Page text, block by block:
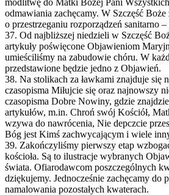
odmawiania zachęcamy. W Szczęść
o przestrzeganiu rozporządzeń sanitarno
37. Od najbliższej niedzieli w Szczęść
artykuły poświęcone Objawieniom
umieściliśmy na zabudowie chóru. W
przedstawione będzie jedno z Objawień.
38. Na stolikach za ławkami znajduje się
czasopisma Miłujcie się oraz najnowszy
czasopisma Dobre Nowiny, gdzie
artykułów, m.in. Chroń swój Kościół,
wzywa do nawrócenia, Nie depczcie
Bóg jest Kimś zachwycającym i wiele
39. Zakończyliśmy pierwszy etap
kościoła. Są to ilustracje wybranych
świata. Ofiarodawcom poszczególnych
dziękujemy. Jednocześnie zachęcamy do
namalowania pozostałych kwaterach.